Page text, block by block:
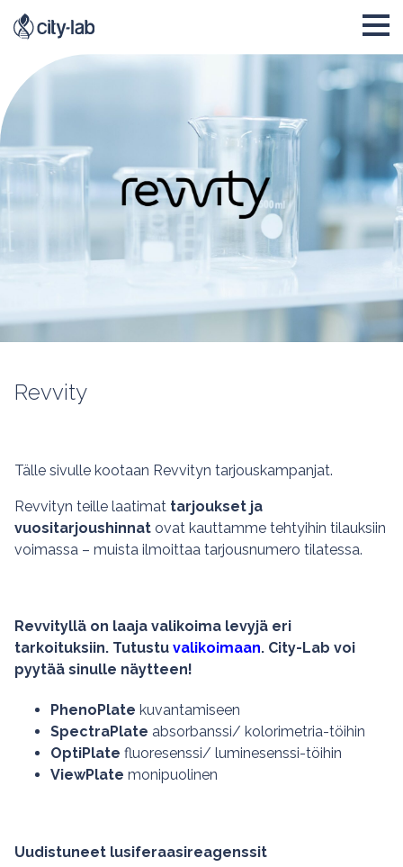
Revvity
Tälle sivulle kootaan Revvityn tarjouskampanjat.
Revvityn teille laatimat tarjoukset ja
vuositarjoushinnat ovat kauttamme tehtyihin tilauksiin
voimassa – muista ilmoittaa tarjousnumero tilatessa.
Revvityllä on laaja valikoima levyjä eri
tarkoituksiin. Tutustu valikoimaan. City-Lab voi
pyytää sinulle näytteen!
PhenoPlate kuvantamiseen
SpectraPlate absorbanssi/ kolorimetria-töihin
OptiPlate fluoresenssi/ luminesenssi-töihin
ViewPlate monipuolinen
Uudistuneet lusiferaasireagenssit